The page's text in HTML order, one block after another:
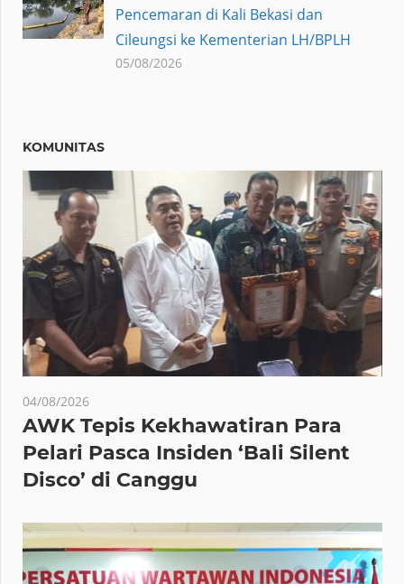
Pencemaran di Kali Bekasi dan
Cileungsi ke Kementerian LH/BPLH
05/08/2026
KOMUNITAS
04/08/2026
AWK Tepis Kekhawatiran Para
Pelari Pasca Insiden ‘Bali Silent
Disco’ di Canggu